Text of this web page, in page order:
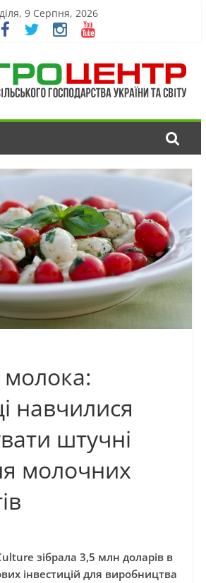
9 Серпня, 2026
навчилися
штучні
молочних
зібрала 3,5 млн доларів в
інвестицій для виробництва